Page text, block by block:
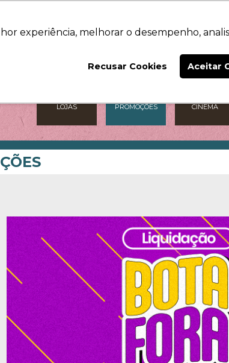
experiência, melhorar o desempenho,
Recusar Cookies Aceitar
LOJAS PROMOÇÕES CINEMA